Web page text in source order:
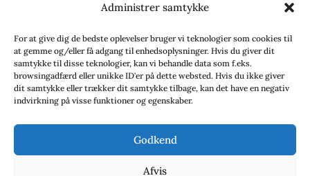
Administrer samtykke
For at give dig de bedste oplevelser bruger vi teknologier som cookies til
at gemme og/eller få adgang til enhedsoplysninger. Hvis du giver dit
samtykke til disse teknologier, kan vi behandle data som f.eks.
browsingadfærd eller unikke ID'er på dette websted. Hvis du ikke giver
dit samtykke eller trækker dit samtykke tilbage, kan det have en negativ
indvirkning på visse funktioner og egenskaber.
Godkend
Afvis
Storbritannien: Translators
Association (TA)
Sverige: Översättarsektionen (Ö.)
Sverige: Översättarcentrum (ÖC)
deutschsprachiger Übersetzer (VdÜ)